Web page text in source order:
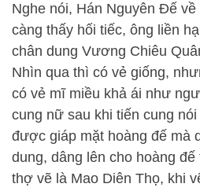
Nghe nói, Hán Nguyên Đế
càng thấy hối tiếc, ông liền
chân dung Vương Chiêu
Nhìn qua thì có vẻ giống,
có vẻ mĩ miều khả ái như
cung nữ sau khi tiến cung
được giáp mặt hoàng đế mà
dung, dâng lên cho hoàng
thợ vẽ là Mao Diên Thọ, khi